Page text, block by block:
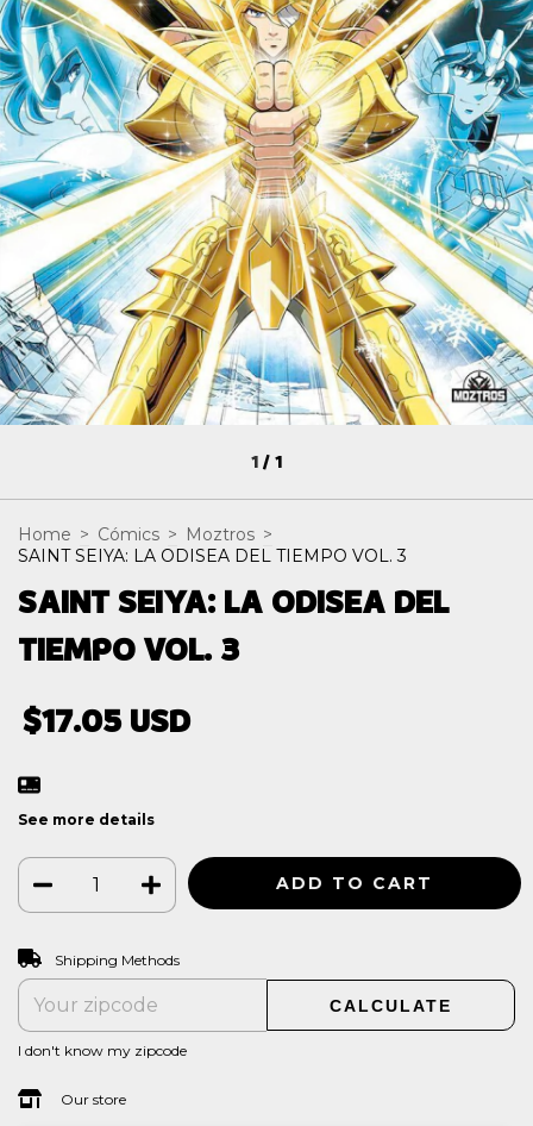
1/1
Home > Cómics > Moztros >
SAINT SEIYA: LA ODISEA DEL TIEMPO VOL. 3
SAINT SEIYA: LA ODISEA DEL
TIEMPO VOL. 3
$17.05 USD
See more details
Shipping for zipcode:
Shipping Methods
CALCULATE
I don't know my zipcode
Our store